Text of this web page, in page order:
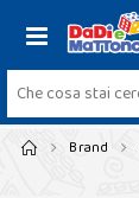
Brand